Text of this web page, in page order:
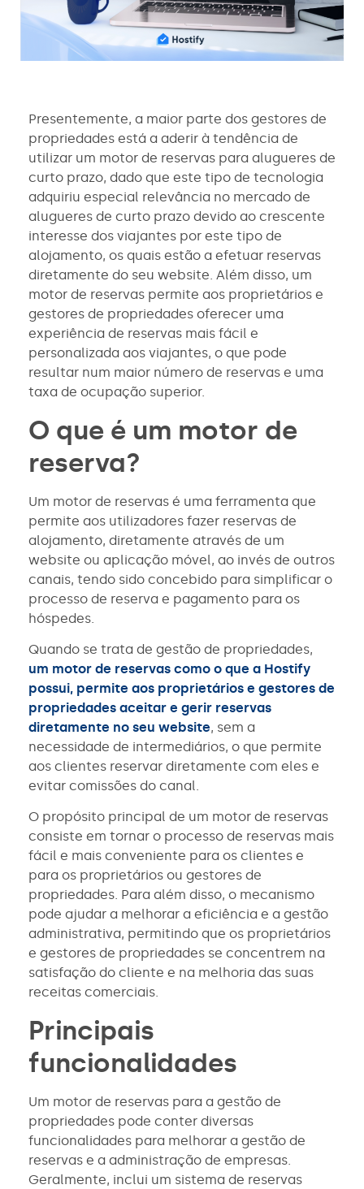
Presentemente, a maior parte dos gestores de
propriedades está a aderir à tendência de
utilizar um motor de reservas para alugueres de
curto prazo, dado que este tipo de tecnologia
adquiriu especial relevância no mercado de
alugueres de curto prazo devido ao crescente
interesse dos viajantes por este tipo de
alojamento, os quais estão a efetuar reservas
diretamente do seu website. Além disso, um
motor de reservas permite aos proprietários e
gestores de propriedades oferecer uma
experiência de reservas mais fácil e
personalizada aos viajantes, o que pode
resultar num maior número de reservas e uma
taxa de ocupação superior.
O que é um motor de
reserva?
Um motor de reservas é uma ferramenta que
permite aos utilizadores fazer reservas de
alojamento, diretamente através de um
website ou aplicação móvel, ao invés de outros
canais, tendo sido concebido para simplificar o
processo de reserva e pagamento para os
hóspedes.
Quando se trata de gestão de propriedades,
um motor de reservas como o que a Hostify
possui, permite aos proprietários e gestores de
propriedades aceitar e gerir reservas
diretamente no seu website, sem a
necessidade de intermediários, o que permite
aos clientes reservar diretamente com eles e
evitar comissões do canal.
O propósito principal de um motor de reservas
consiste em tornar o processo de reservas mais
fácil e mais conveniente para os clientes e
para os proprietários ou gestores de
propriedades. Para além disso, o mecanismo
pode ajudar a melhorar a eficiência e a gestão
administrativa, permitindo que os proprietários
e gestores de propriedades se concentrem na
satisfação do cliente e na melhoria das suas
receitas comerciais.
Principais
funcionalidades
Um motor de reservas para a gestão de
propriedades pode conter diversas
funcionalidades para melhorar a gestão de
reservas e a administração de empresas.
Geralmente, inclui um sistema de reservas